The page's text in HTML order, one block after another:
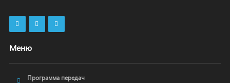
Меню
Программа передач